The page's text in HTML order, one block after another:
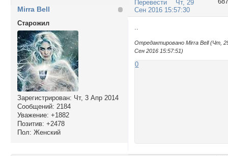
Перевести
Чт, 29
Сен 2016 15:57:30
Mirra Bell
Cтарожил
Зарегистрирован: Чт, 3 Апр 2014
Сообщений: 2184
Уважение: +1882
Позитив: +2478
Пол: Женский
..
Отредактировано Mirra Bell (Чт,
Сен 2016 15:57:51)
0